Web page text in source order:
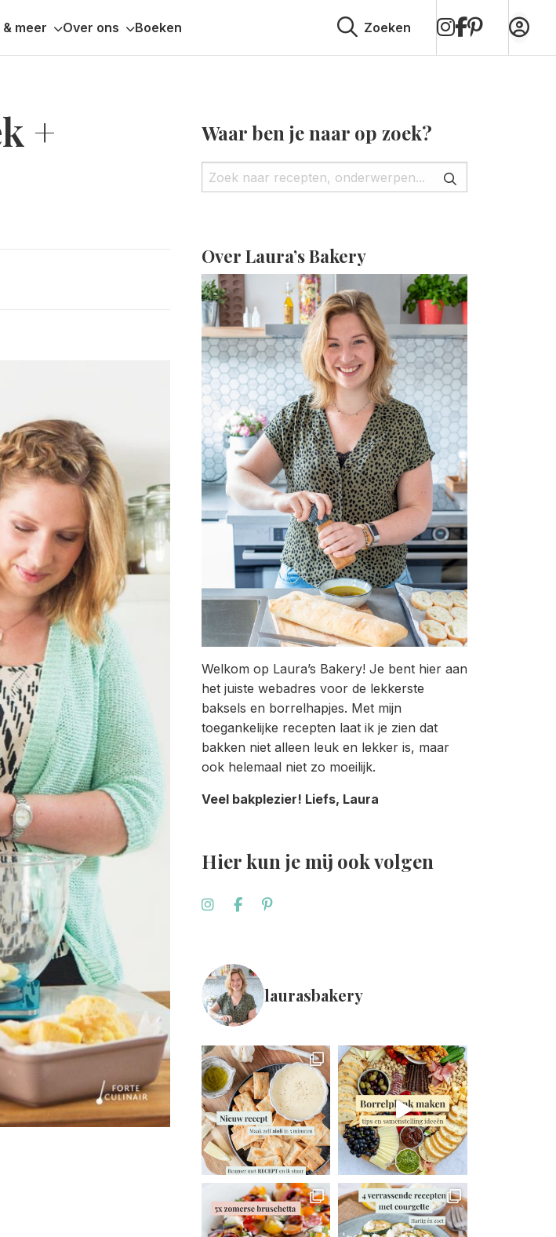
meer Over ons Boeken Zoeken
op
Instagram
op
Facebook
op
Pinterest
+ Waar ben je naar op zoek?
Over Laura’s Bakery
Welkom op Laura’s Bakery! Je bent hier aan
het juiste webadres voor de lekkerste
baksels en borrelhapjes. Met mijn
toegankelijke recepten laat ik je zien dat
bakken niet alleen leuk en lekker is, maar
ook helemaal niet zo moeilijk.
Veel bakplezier! Liefs, Laura
Hier kun je mij ook volgen
laurasbakery